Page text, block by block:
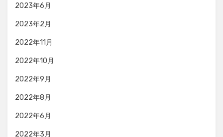
2023年6月
2023年2月
2022年11月
2022年10月
2022年9月
2022年8月
2022年6月
2022年3月